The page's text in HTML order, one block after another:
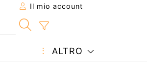
Il mio account
ALTRO